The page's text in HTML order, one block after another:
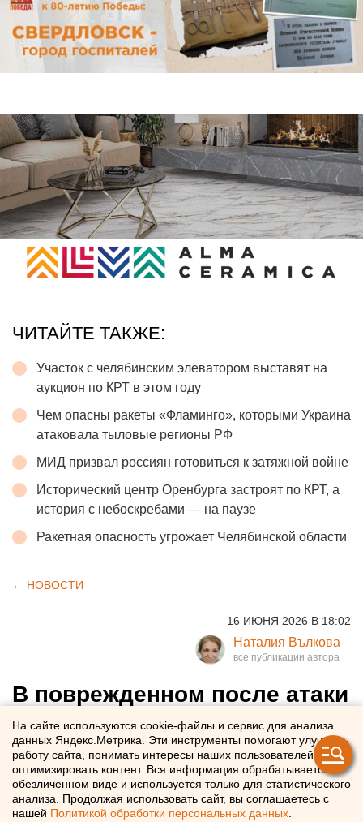
ЧИТАЙТЕ ТАКЖЕ:
Участок с челябинским элеватором выставят на
аукцион по КРТ в этом году
Чем опасны ракеты «Фламинго», которыми Украина
атаковала тыловые регионы РФ
МИД призвал россиян готовиться к затяжной войне
Исторический центр Оренбурга застроят по КРТ, а
история с небоскребами — на паузе
Ракетная опасность угрожает Челябинской области
← НОВОСТИ
16 ИЮНЯ 2026 В 18:02
Наталия Вълкова
В поврежденном после атаки
БПЛА оренбургском доме
отремонтировали крышу
В Оренбурге в пострадавшем от атаки БПЛА доме
отремонтировали крышу
На сайте используются cookie-файлы и сервис для анализа
данных Яндекс.Метрика. Эти инструменты помогают улучшать
работу сайта, понимать интересы наших пользователей и
оптимизировать контент. Вся информация обрабатывается в
обезличенном виде и используется только для статистического
анализа. Продолжая использовать сайт, вы соглашаетесь с
нашей Политикой обработки персональных данных